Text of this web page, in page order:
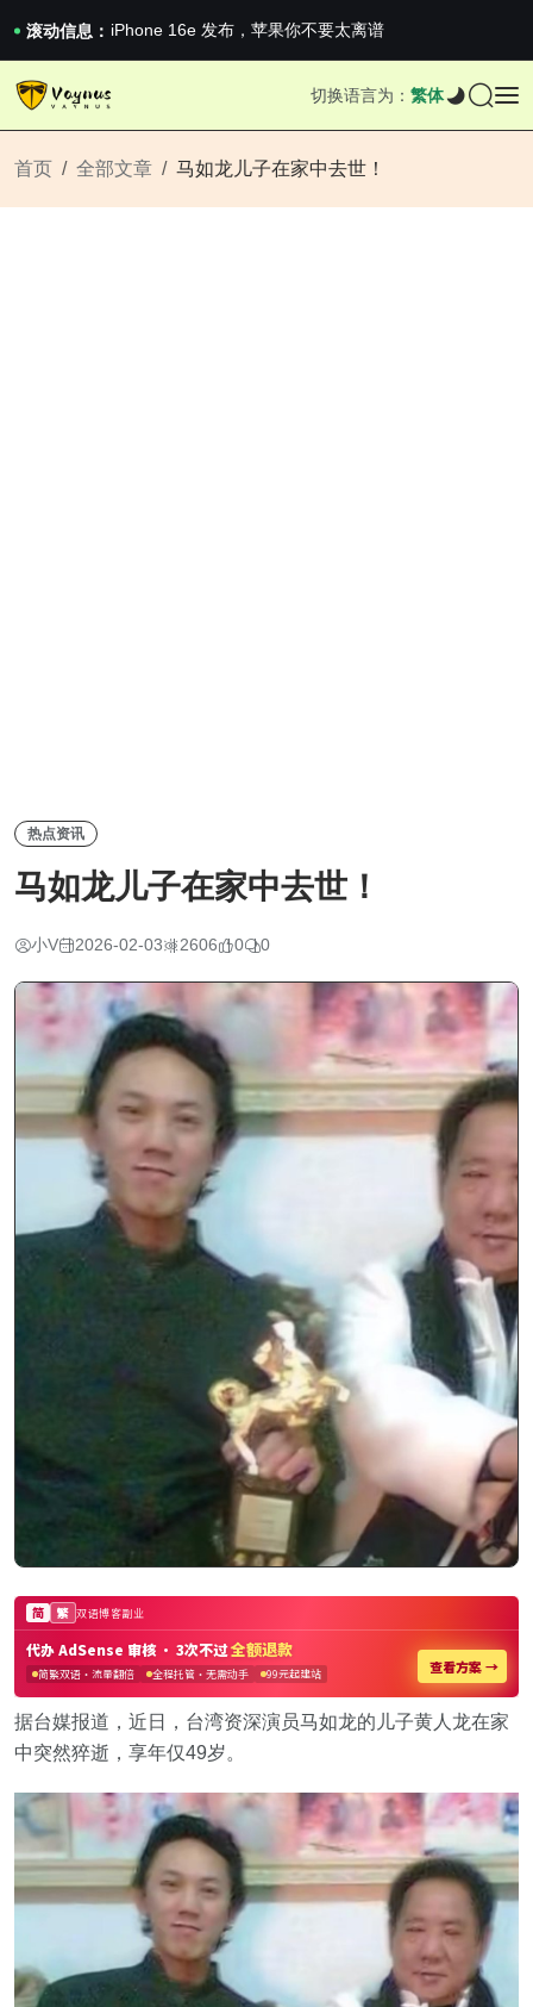
滚动信息： iPhone 16e 发布，苹果你不要太离谱
2026澳网男单收官：全满贯对上全满亚，德约...
《巅峰守卫 Highguard》正式上线，官...
切换语言为： 繁体
首页 全部文章 马如龙儿子在家中去世！
热点资讯
马如龙儿子在家中去世！
小V 2026-02-03 2606 0 0
据台媒报道，近日，台湾资深演员马如龙的儿子黄人龙在家
中突然猝逝，享年仅49岁。